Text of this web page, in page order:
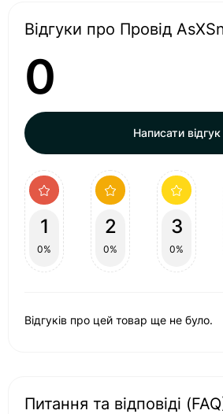
Відгуки про Провід
0
Написати відгук
1
0%
2
0%
3
0%
Відгуків про цей товар ще не було.
Питання та відповіді